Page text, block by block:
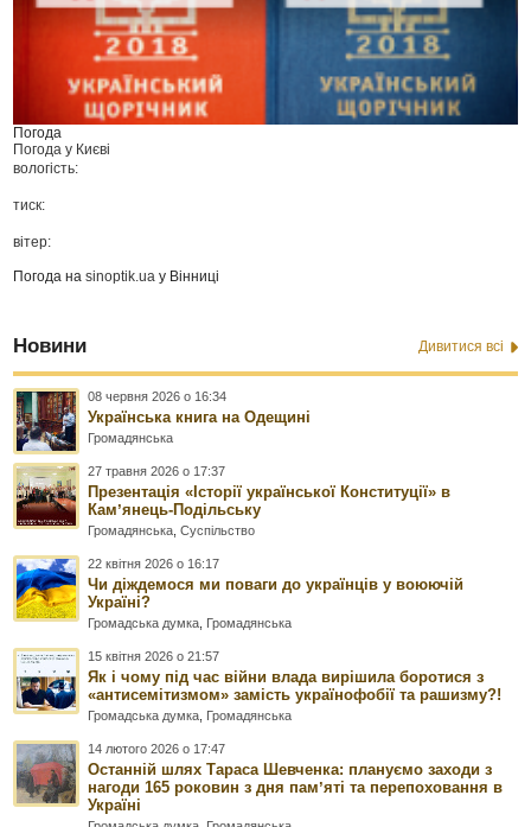
Погода
Погода у Києві
вологість:
тиск:
вітер:
Погода наsinoptik.ua у Вінниці
Новини Дивитися всі
08 червня 2026 о 16:34
Українська книга на Одещині
Громадянська
27 травня 2026 о 17:37
Презентація «Історії української Конституції» в
Камʼянець-Подільську
Громадянська ,Суспільство
22 квітня 2026 о 16:17
Чи діждемося ми поваги до українців у воюючій
Україні?
Громадська думка Громадянська
15 квітня 2026 о 21:57
Як і чому під час війни влада вирішила боротися з
«антисемітизмом» замість українофобії та рашизму?!
Громадська думка Громадянська
14 лютого 2026 о 17:47
Останній шлях Тараса Шевченка: плануємо заходи з
нагоди 165 роковин з дня памʼяті та перепоховання в
Україні